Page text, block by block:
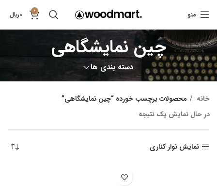
منو 0
0﷼
چین نمایشگاهی
دسته بندی ها
خانه
محصولات برچسب خورده “چین نمایشگاهی”
در حال نمایش یک نتیجه
نمایش نوار کناری